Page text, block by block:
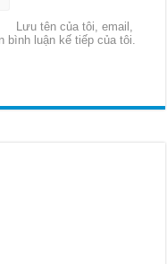
Lưu tên của tôi, email,
bình luận kế tiếp của tôi.